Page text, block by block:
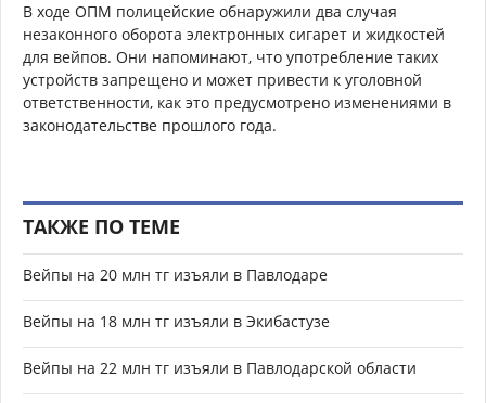
В ходе ОПМ полицейские обнаружили два случая
незаконного оборота электронных сигарет и жидкостей
для вейпов. Они напоминают, что употребление таких
устройств запрещено и может привести к уголовной
ответственности, как это предусмотрено изменениями в
законодательстве прошлого года.
ТАКЖЕ ПО ТЕМЕ
Вейпы на 20 млн тг изъяли в Павлодаре
Вейпы на 18 млн тг изъяли в Экибастузе
Вейпы на 22 млн тг изъяли в Павлодарской области